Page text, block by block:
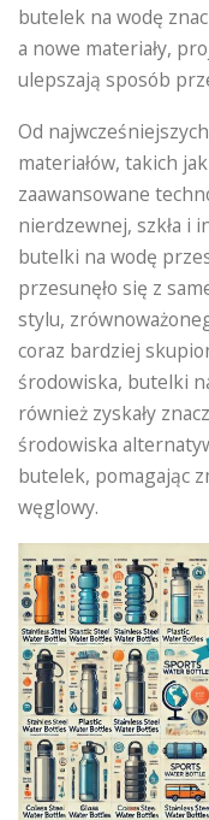
butelek na wodę
a nowe materiały,
ulepszają sposób
Od
materiałów, takich
zaawansowane
nierdzewnej, szkła i
butelki na wodę
przesunęło się z
stylu,
coraz bardziej
środowiska, butelki
również zyskały
środowiska
butelek, pomagając
węglowy.